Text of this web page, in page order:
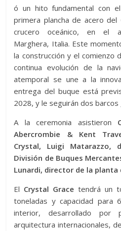
ó un hito fundamental con
primera plancha de acero del
crucero oceánico, en el
Marghera, Italia. Este
la construcción y el comienzo
continua evolución de la
atemporal se une a la
entrega del buque está
2028, y le seguirán dos barcos
A la ceremonia asistieron
Abercrombie & Kent
Crystal, Luigi Matarazzo,
División de Buques
Lunardi, director de la planta
El Crystal Grace tendrá un
toneladas y capacidad para
interior, desarrollado por
arquitectura internacionales,